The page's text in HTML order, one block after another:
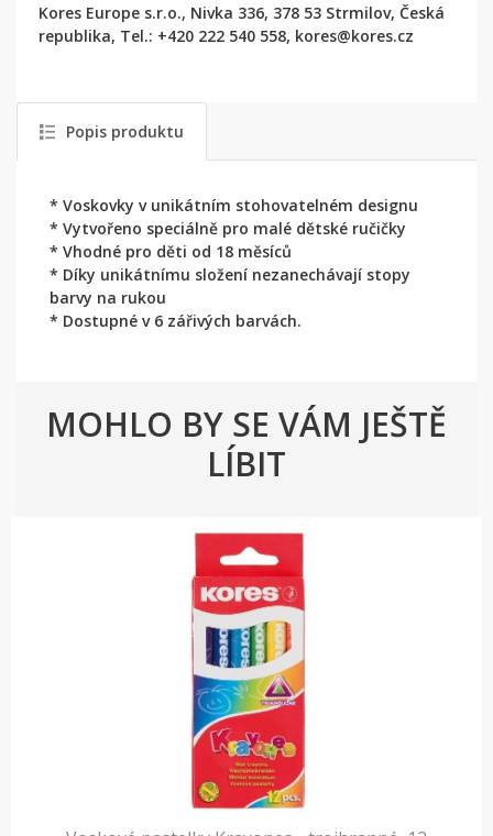
Kores Europe s.r.o., Nivka 336, 378 53 Strmilov, Česká
republika, Tel.: +420 222 540 558, kores@kores.cz
Popis produktu
* Voskovky v unikátním stohovatelném designu
* Vytvořeno speciálně pro malé dětské ručičky
* Vhodné pro děti od 18 měsíců
* Díky unikátnímu složení nezanechávají stopy
barvy na rukou
* Dostupné v 6 zářivých barvách.
MOHLO BY SE VÁM JEŠTĚ
LÍBIT